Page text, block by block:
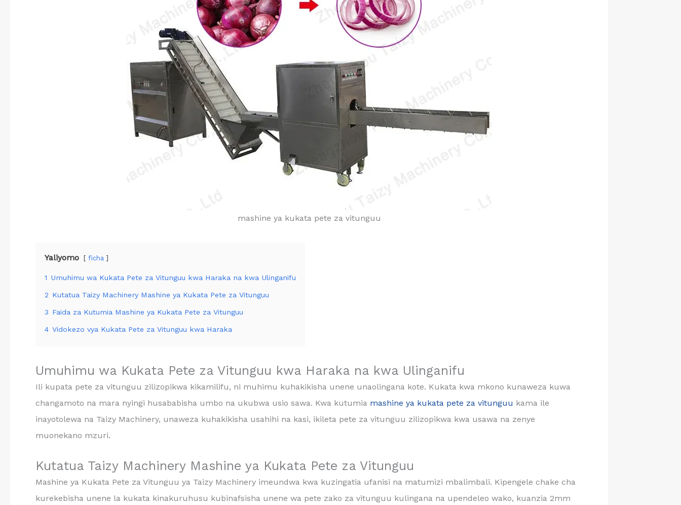
mashine ya kukata pete za vitunguu
Yaliyomo ficha
1 Umuhimu wa Kukata Pete za Vitunguu kwa Haraka na kwa Ulinganifu
2 Kutatua Taizy Machinery Mashine ya Kukata Pete za Vitunguu
3 Faida za Kutumia Mashine ya Kukata Pete za Vitunguu
4 Vidokezo vya Kukata Pete za Vitunguu kwa Haraka
Umuhimu wa Kukata Pete za Vitunguu kwa Haraka na kwa Ulinganifu
Ili kupata pete za vitunguu zilizopikwa kikamilifu, ni muhimu kuhakikisha unene unaolingana kote. Kukata kwa mkono kunaweza kuwa
changamoto na mara nyingi husababisha umbo na ukubwa usio sawa. Kwa kutumia mashine ya kukata pete za vitunguu kama ile
inayotolewa na Taizy Machinery, unaweza kuhakikisha usahihi na kasi, ikileta pete za vitunguu zilizopikwa kwa usawa na zenye
muonekano mzuri.
Kutatua Taizy Machinery Mashine ya Kukata Pete za Vitunguu
Mashine ya Kukata Pete za Vitunguu ya Taizy Machinery imeundwa kwa kuzingatia ufanisi na matumizi mbalimbali. Kipengele chake cha
kurekebisha unene la kukata kinakuruhusu kubinafsisha unene wa pete zako za vitunguu kulingana na upendeleo wako, kuanzia 2mm